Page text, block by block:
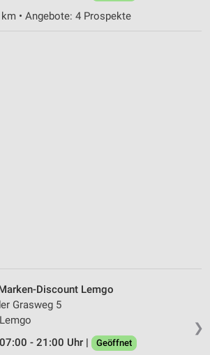
• Angebote: 4 Prospekte
❯
Discount Lemgo
Grasweg 5
- 21:00 Uhr |
Geöffnet